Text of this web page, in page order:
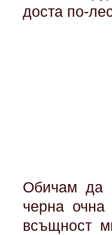
доста по-
Обичам да
черна
всъщност